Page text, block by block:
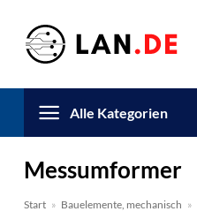
Inhalt
springen
Alle Kategorien
Messumformer
Start » Bauelemente, mechanisch »